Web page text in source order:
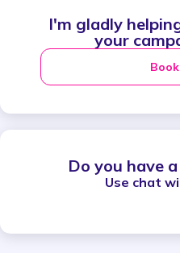
I'm gladly
your
Do you have
Use chat